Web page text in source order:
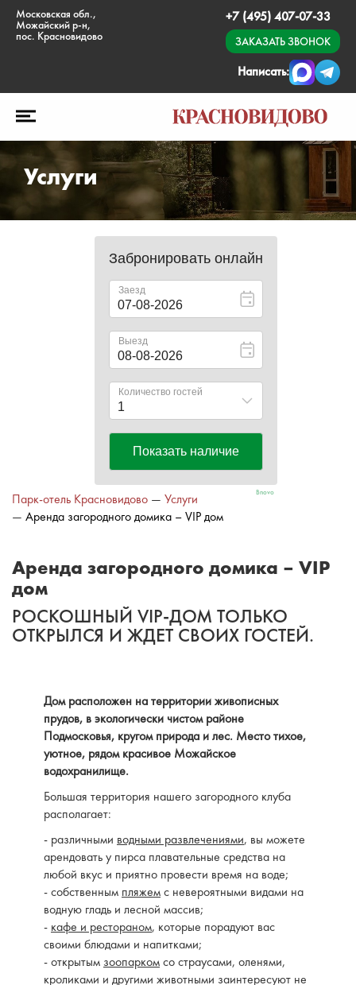
Московская обл.,
Можайский р-н,
пос. Красновидово
+7 (495) 407-07-33
ЗАКАЗАТЬ ЗВОНОК
Написать:
Услуги
Bnovo
Парк-отель Красновидово — Услуги
— Аренда загородного домика – VIP дом
Аренда загородного домика – VIP
дом
РОСКОШНЫЙ VIP-ДОМ ТОЛЬКО
ОТКРЫЛСЯ И ЖДЕТ СВОИХ ГОСТЕЙ.
Дом расположен на территории живописных
прудов, в экологически чистом районе
Подмосковья, кругом природа и лес. Место тихое,
уютное, рядом красивое Можайское
водохранилище.
Большая территория нашего загородного клуба
располагает:
- различными водными развлечениями, вы можете
арендовать у пирса плавательные средства на
любой вкус и приятно провести время на воде;
- собственным пляжемс невероятными видами на
водную гладь и лесной массив;
- кафе и рестораном, которые порадуют вас
своими блюдами и напитками;
- открытым зоопаркомсо страусами, оленями,
кроликами и другими животными заинтересуют не